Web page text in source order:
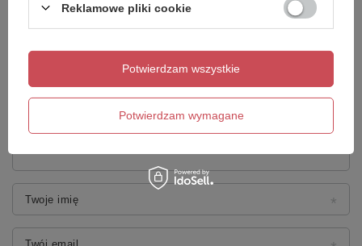
Treść twojej opinii
Dodaj własne zdjęcie produktu:
Twoje imię
Reklamowe pliki cookie
Potwierdzam wymagane
Potwierdzam wszystkie